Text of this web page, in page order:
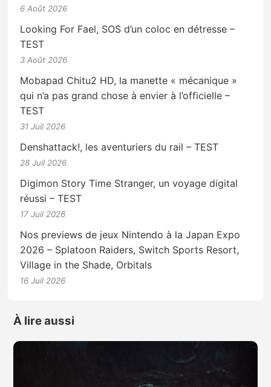
6 Août 2026
Looking For Fael, SOS d’un coloc en détresse –
TEST
3 Août 2026
Mobapad Chitu2 HD, la manette « mécanique »
qui n’a pas grand chose à envier à l’officielle –
TEST
31 Juil 2026
Denshattack!, les aventuriers du rail – TEST
28 Juil 2026
Digimon Story Time Stranger, un voyage digital
réussi – TEST
17 Juil 2026
Nos previews de jeux Nintendo à la Japan Expo
2026 – Splatoon Raiders, Switch Sports Resort,
Village in the Shade, Orbitals
16 Juil 2026
À lire aussi